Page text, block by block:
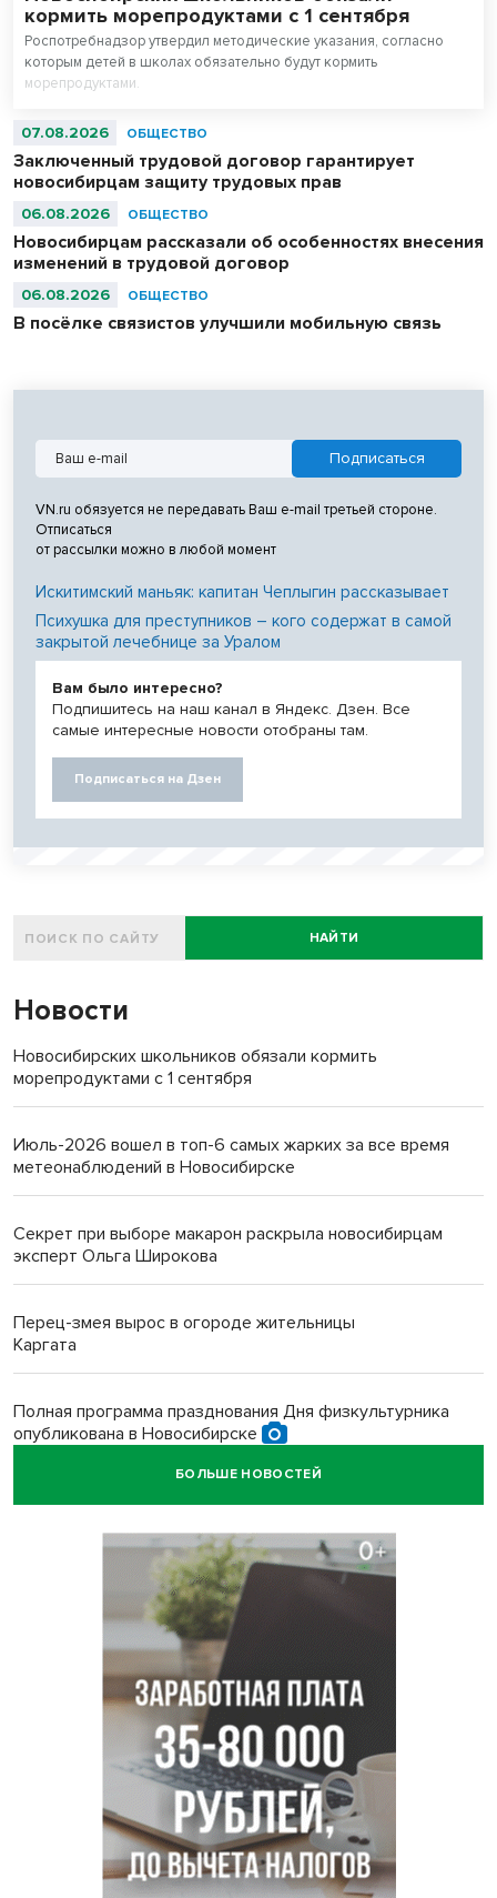
кормить морепродуктами с 1 сентября
Роспотребнадзор утвердил методические указания, согласно
которым детей в школах обязательно будут кормить
морепродуктами.
07.08.2026 ОБЩЕСТВО
Заключенный трудовой договор гарантирует
новосибирцам защиту трудовых прав
06.08.2026 ОБЩЕСТВО
Новосибирцам рассказали об особенностях внесения
изменений в трудовой договор
06.08.2026 ОБЩЕСТВО
В посёлке связистов улучшили мобильную связь
VN.ru обязуется не передавать Ваш e-mail третьей стороне.
Отписаться
от рассылки можно в любой момент
Искитимский маньяк: капитан Чеплыгин рассказывает
Психушка для преступников – кого содержат в самой
закрытой лечебнице за Уралом
Вам было интересно?
Подпишитесь на наш канал в Яндекс. Дзен. Все
самые интересные новости отобраны там.
Подписаться на Дзен
НАЙТИ
Новости
Новосибирских школьников обязали кормить
морепродуктами с 1 сентября
Июль-2026 вошел в топ-6 самых жарких за все время
метеонаблюдений в Новосибирске
Секрет при выборе макарон раскрыла новосибирцам
эксперт Ольга Широкова
Перец-змея вырос в огороде жительницы
Каргата
Полная программа празднования Дня физкультурника
опубликована в Новосибирске
Прогноз погоды на 8-9 августа в Новосибирске сделали
Площадки для контроля перегруза начали строить на
въездах в Новосибирск
Дольщики долгостроя на Титова в Новосибирске
получили ключи от квартир
Доля рыночной ипотеки в России превысила 50% по
итогам июля 2026 года
БОЛЬШЕ НОВОСТЕЙ